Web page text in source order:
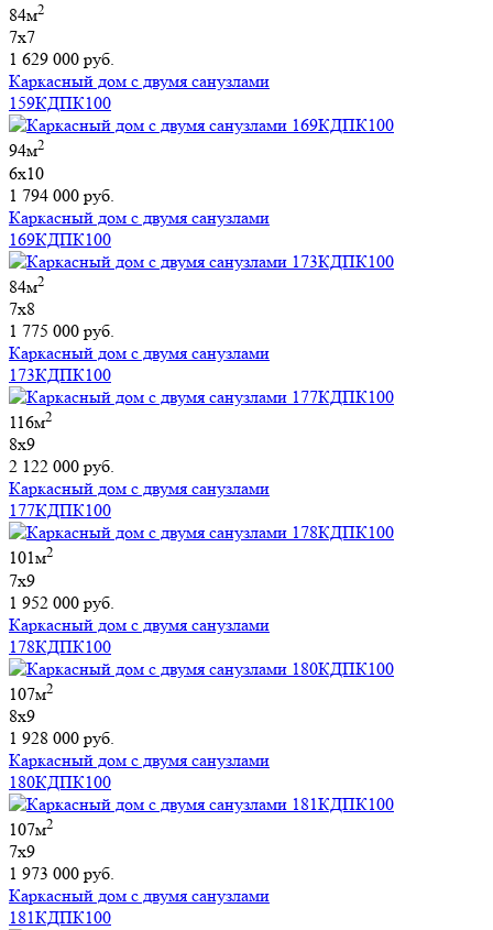
84м2
7х7
1 629 000 руб.
Каркасный дом с двумя санузлами
159КДПК100
94м2
6х10
1 794 000 руб.
Каркасный дом с двумя санузлами
169КДПК100
84м2
7х8
1 775 000 руб.
Каркасный дом с двумя санузлами
173КДПК100
116м2
8х9
2 122 000 руб.
Каркасный дом с двумя санузлами
177КДПК100
101м2
7х9
1 952 000 руб.
Каркасный дом с двумя санузлами
178КДПК100
107м2
8х9
1 928 000 руб.
Каркасный дом с двумя санузлами
180КДПК100
107м2
7х9
1 973 000 руб.
Каркасный дом с двумя санузлами
181КДПК100